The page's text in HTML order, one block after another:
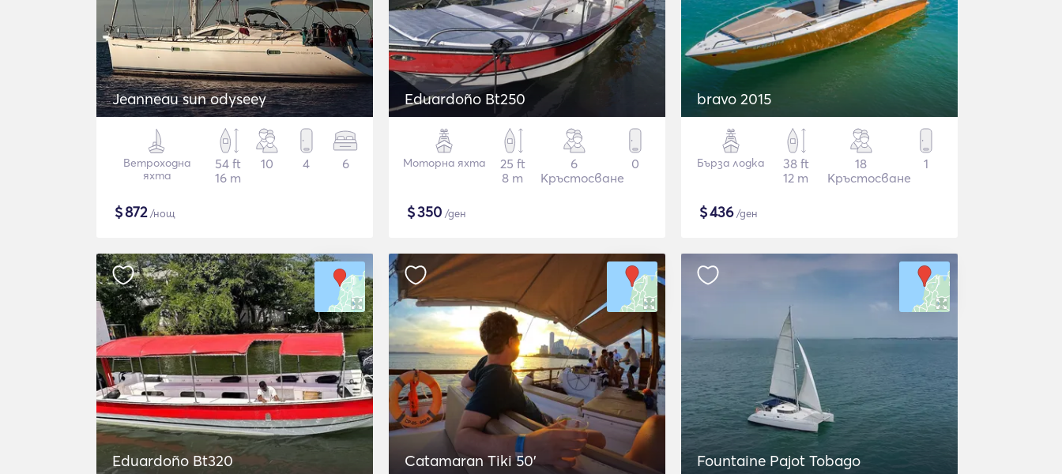
Jeanneau sun odyseey
Ветроходна
яхта
54 ft
16 m
10 4 6
$872/нощ
Eduardoño Bt250
Моторна яхта
25 ft
8 m
6
Кръстосване
0
$350 /ден
bravo 2015
Бърза лодка
38 ft
12 m
18
Кръстосване
1
$436/ден
Eduardoño Bt320 Catamaran Tiki 50' Fountaine Pajot Tobago